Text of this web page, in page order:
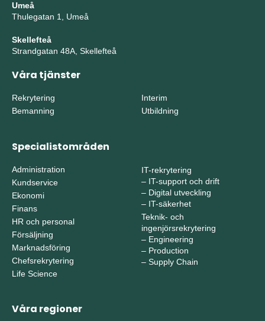
Umeå
Thulegatan 1, Umeå
Skellefteå
Strandgatan 48A, Skellefteå
Våra tjänster
Rekrytering
Bemanning
Interim
Utbildning
Specialistområden
Administration
Kundservice
Ekonomi
Finans
HR och personal
Försäljning
Marknadsföring
Chefsrekrytering
Life Science
IT-rekrytering
– IT-support och drift
– Digital utveckling
– IT-säkerhet
Teknik- och
ingenjörsrekrytering
– Engineering
– Production
– Supply Chain
Våra regioner